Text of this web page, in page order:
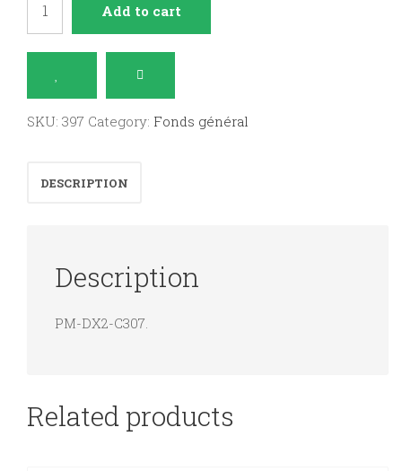
:
récollections
25
Add to cart
SKU: 397 Category: Fonds général
DESCRIPTION
Description
PM-DX2-C307.
Related products